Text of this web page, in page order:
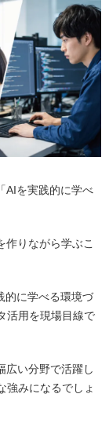
AIを実践的に学べ
作りながら学ぶこ
的に学べる環境づ
活用を現場目線で
広い分野で活躍し
強みになるでしょ